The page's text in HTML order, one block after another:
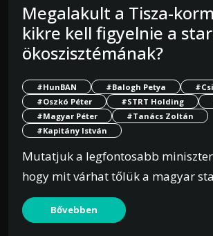
Megalakult a Tisza-
kikre kell figyelnie a
ökoszisztémának?
#HunBAN #Balogh Petya
#Oszkó Péter
#STRT Holding
#Magyar Péter
#Tanács Zoltán
#Kapitány István
Mutatjuk a legfontosabb
hogy mit várhat tőlük a magyar
Bővebben